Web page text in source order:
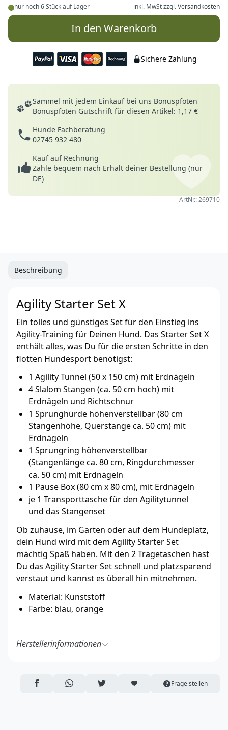
nur noch 6 Stück auf Lager inkl. MwSt zzgl.Versandkosten
In den Warenkorb
Sichere Zahlung
Deine Vorteile
Sammel mit jedem Einkauf bei uns Bonuspfoten
Bonuspfoten Gutschrift für diesen Artikel: 1,17 €
Hunde Fachberatung
02745 932 480
Kauf auf Rechnung
Zahle bequem nach Erhalt deiner Bestellung (nur
DE)
ArtNr.: 269710
Beschreibung
Agility Starter Set X
Ein tolles und günstiges Set für den Einstieg ins
Agility-Training für Deinen Hund. Das Starter Set X
enthält alles, was Du für die ersten Schritte in den
flotten Hundesport benötigst:
1 Agility Tunnel (50 x 150 cm) mit Erdnägeln
4 Slalom Stangen (ca. 50 cm hoch) mit
Erdnägeln und Richtschnur
1 Sprunghürde höhenverstellbar (80 cm
Stangenhöhe, Querstange ca. 50 cm) mit
Erdnägeln
1 Sprungring höhenverstellbar
(Stangenlänge ca. 80 cm, Ringdurchmesser
ca. 50 cm) mit Erdnägeln
1 Pause Box (80 cm x 80 cm), mit Erdnägeln
je 1 Transporttasche für den Agilitytunnel
und das Stangenset
Ob zuhause, im Garten oder auf dem Hundeplatz,
dein Hund wird mit dem Agility Starter Set
mächtig Spaß haben. Mit den 2 Tragetaschen hast
Du das Agility Starter Set schnell und platzsparend
verstaut und kannst es überall hin mitnehmen.
Material: Kunststoff
Farbe: blau, orange
Herstellerinformationen
84416 Inning am Holz
Deutschland
AUF FACEBOOK TEILEN
ÜBER WHATSAPP TEILEN
AUF TWITTER TEILENARTIKEL AUF DIE MERKLISTE
Frage stellen